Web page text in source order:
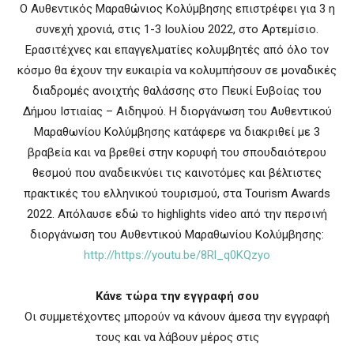
Ο Αυθεντικός Μαραθώνιος Κολύμβησης επιστρέφει για 3 η
συνεχή χρονιά, στις 1-3 Ιουλίου 2022, στο Αρτεμίσιο.
Ερασιτέχνες και επαγγελματίες κολυμβητές από όλο τον
κόσμο θα έχουν την ευκαιρία να κολυμπήσουν σε μοναδικές
διαδρομές ανοιχτής θαλάσσης στο Πευκί Ευβοίας του
Δήμου Ιστιαίας – Αιδηψού. Η διοργάνωση του Αυθεντικού
Μαραθωνίου Κολύμβησης κατάφερε να διακριθεί με 3
βραβεία και να βρεθεί στην κορυφή του σπουδαιότερου
θεσμού που αναδεικνύει τις καινοτόμες και βέλτιστες
πρακτικές του ελληνικού τουρισμού, στα Tourism Awards
2022. Απόλαυσε εδώ το highlights video από την περσινή
διοργάνωση του Αυθεντικού Μαραθωνίου Κολύμβησης:
http://https://youtu.be/8Rl_q0KQzyo
Κάνε τώρα την εγγραφή σου
Οι συμμετέχοντες μπορούν να κάνουν άμεσα την εγγραφή
τους και να λάβουν μέρος στις